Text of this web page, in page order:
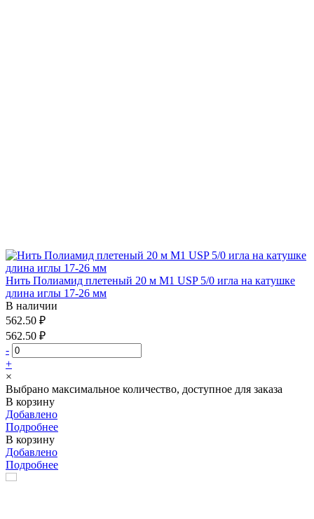
Нить Полиамид плетеный 20 м М1 USP 5/0 игла на катушке
длина иглы 17-26 мм
В наличии
562.50 ₽
562.50 ₽
-
+
×
Выбрано максимальное количество, доступное для заказа
В корзину
Добавлено
Подробнее
В корзину
Добавлено
Подробнее